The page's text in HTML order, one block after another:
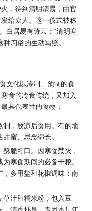
，待到清明清晨，由官
给众人。这一仪式被称
白居易有诗云：“清明寒
习俗的生动写照。
文化以冷制、预制的食
食的冷食传统，又加入
具代表性的食物：
制，放凉后食用。有的地
蜜、思念绵长。
酥脆可口。因寒食禁火，
寒食期间的必备干粮。
，多用盐和花椒调味；南
草汁和糯米粉，包入豆